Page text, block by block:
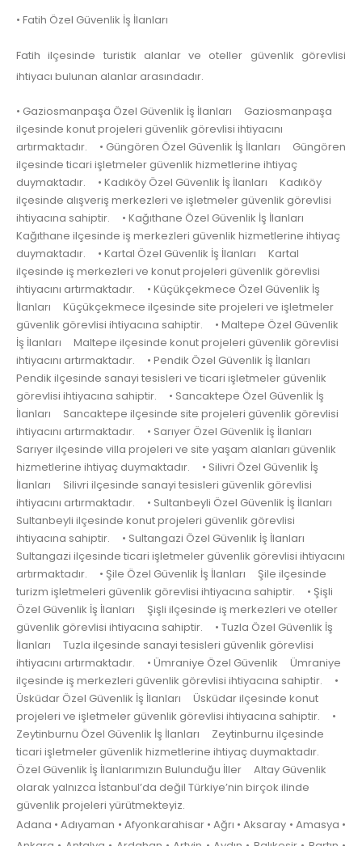
• Fatih Özel Güvenlik İş İlanları
Fatih ilçesinde turistik alanlar ve oteller güvenlik görevlisi
ihtiyacı bulunan alanlar arasındadır.
• Gaziosmanpaşa Özel Güvenlik İş İlanları Gaziosmanpaşa
ilçesinde konut projeleri güvenlik görevlisi ihtiyacını
artırmaktadır. • Güngören Özel Güvenlik İş İlanları Güngören
ilçesinde ticari işletmeler güvenlik hizmetlerine ihtiyaç
duymaktadır. • Kadıköy Özel Güvenlik İş İlanları Kadıköy
ilçesinde alışveriş merkezleri ve işletmeler güvenlik görevlisi
ihtiyacına sahiptir. • Kağıthane Özel Güvenlik İş İlanları
Kağıthane ilçesinde iş merkezleri güvenlik hizmetlerine ihtiyaç
duymaktadır. • Kartal Özel Güvenlik İş İlanları Kartal
ilçesinde iş merkezleri ve konut projeleri güvenlik görevlisi
ihtiyacını artırmaktadır. • Küçükçekmece Özel Güvenlik İş
İlanları Küçükçekmece ilçesinde site projeleri ve işletmeler
güvenlik görevlisi ihtiyacına sahiptir. • Maltepe Özel Güvenlik
İş İlanları Maltepe ilçesinde konut projeleri güvenlik görevlisi
ihtiyacını artırmaktadır. • Pendik Özel Güvenlik İş İlanları
Pendik ilçesinde sanayi tesisleri ve ticari işletmeler güvenlik
görevlisi ihtiyacına sahiptir. • Sancaktepe Özel Güvenlik İş
İlanları Sancaktepe ilçesinde site projeleri güvenlik görevlisi
ihtiyacını artırmaktadır. • Sarıyer Özel Güvenlik İş İlanları
Sarıyer ilçesinde villa projeleri ve site yaşam alanları güvenlik
hizmetlerine ihtiyaç duymaktadır. • Silivri Özel Güvenlik İş
İlanları Silivri ilçesinde sanayi tesisleri güvenlik görevlisi
ihtiyacını artırmaktadır. • Sultanbeyli Özel Güvenlik İş İlanları
Sultanbeyli ilçesinde konut projeleri güvenlik görevlisi
ihtiyacına sahiptir. • Sultangazi Özel Güvenlik İş İlanları
Sultangazi ilçesinde ticari işletmeler güvenlik görevlisi ihtiyacını
artırmaktadır. • Şile Özel Güvenlik İş İlanları Şile ilçesinde
turizm işletmeleri güvenlik görevlisi ihtiyacına sahiptir. • Şişli
Özel Güvenlik İş İlanları Şişli ilçesinde iş merkezleri ve oteller
güvenlik görevlisi ihtiyacına sahiptir. • Tuzla Özel Güvenlik İş
İlanları Tuzla ilçesinde sanayi tesisleri güvenlik görevlisi
ihtiyacını artırmaktadır. • Ümraniye Özel Güvenlik Ümraniye
ilçesinde iş merkezleri güvenlik görevlisi ihtiyacına sahiptir. •
Üsküdar Özel Güvenlik İş İlanları Üsküdar ilçesinde konut
projeleri ve işletmeler güvenlik görevlisi ihtiyacına sahiptir. •
Zeytinburnu Özel Güvenlik İş İlanları Zeytinburnu ilçesinde
ticari işletmeler güvenlik hizmetlerine ihtiyaç duymaktadır.
Özel Güvenlik İş İlanlarımızın Bulunduğu İller Altay Güvenlik
olarak yalnızca İstanbul’da değil Türkiye’nin birçok ilinde
güvenlik projeleri yürütmekteyiz.
Adana • Adıyaman • Afyonkarahisar • Ağrı • Aksaray • Amasya •